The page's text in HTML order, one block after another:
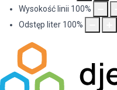
Wysokość linii 100%
Odstęp liter 100%